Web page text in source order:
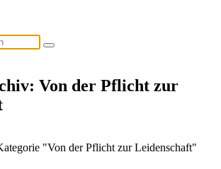
Von der Pflicht zur
"Von der Pflicht zur Leidenschaft"